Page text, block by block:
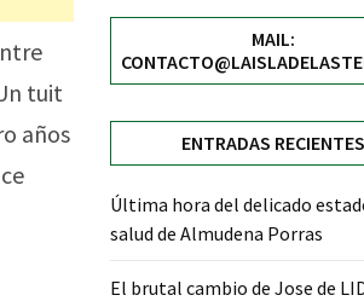
tuit
años
MAIL:
ENTRADAS RECIENTES
Última hora del delicado
salud de Almudena Porras
El brutal cambio de Jose de